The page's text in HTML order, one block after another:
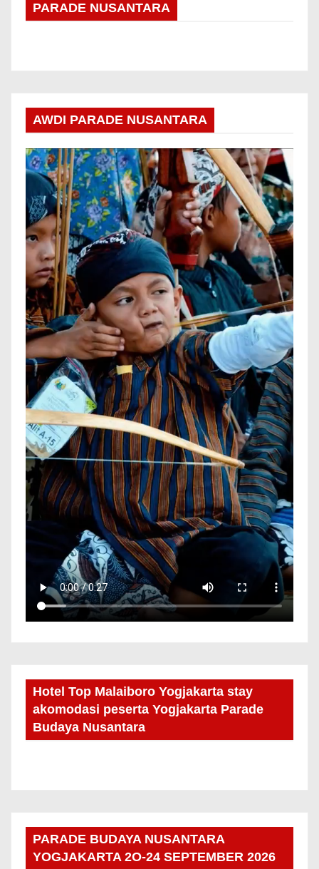
PARADE NUSANTARA
AWDI PARADE NUSANTARA
Hotel Top Malaiboro Yogjakarta stay
akomodasi peserta Yogjakarta Parade
Budaya Nusantara
PARADE BUDAYA NUSANTARA
YOGJAKARTA 2O-24 SEPTEMBER 2026